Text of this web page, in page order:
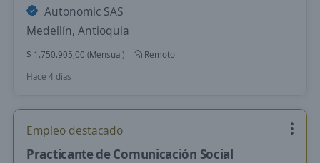
Autonomic SAS
Medellín, Antioquia
$ 1.750.905,00 (Mensual)
Remoto
Hace 4 días
Empleo destacado
Practicante de Comunicación Social